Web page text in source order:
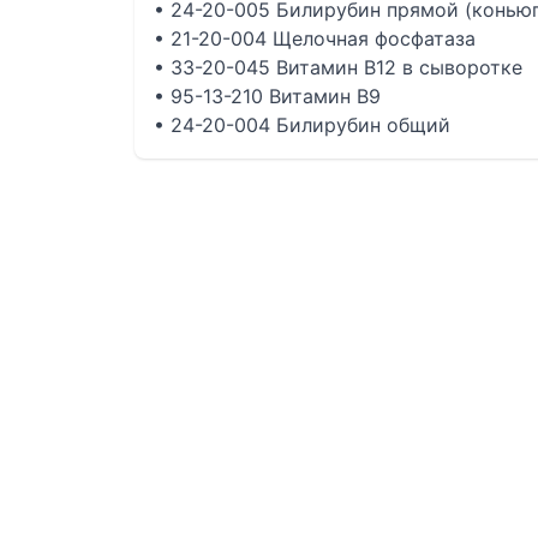
• 24-20-005 Билирубин прямой
• 21-20-004 Щелочная фосфатаза
• 33-20-045 Витамин B12 в сыворотке
• 95-13-210 Витамин B9
• 24-20-004 Билирубин общий